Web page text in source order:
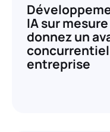
IA sur
donnez un
entreprise